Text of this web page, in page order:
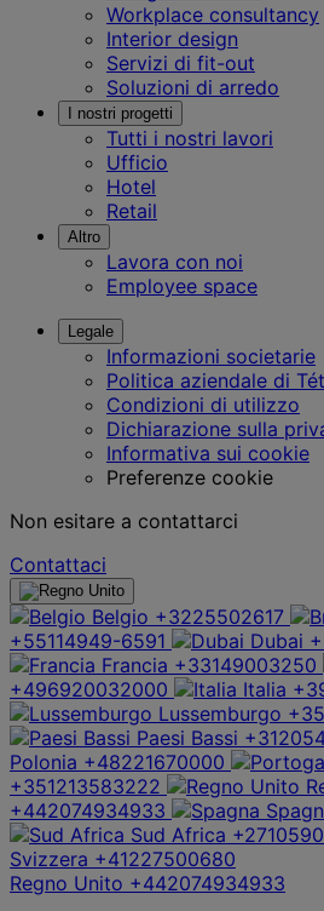
Workplace consultancy
Interior design
Servizi di fit-out
Soluzioni di arredo
I nostri progetti
Tutti i nostri lavori
Ufficio
Hotel
Retail
Altro
Lavora con noi
Employee space
Legale
Informazioni societarie
Politica aziendale di
Condizioni di utilizzo
Dichiarazione sulla
Informativa sui cookie
Preferenze cookie
Non esitare a contattarci
Contattaci
Belgio +3225502617
+55114949-6591
Dubai
Francia +33149003250
+496920032000
Italia
Lussemburgo
Paesi Bassi
Polonia +48221670000
+351213583222
+442074934933
Sud Africa
Svizzera +41227500680
Regno Unito +442074934933